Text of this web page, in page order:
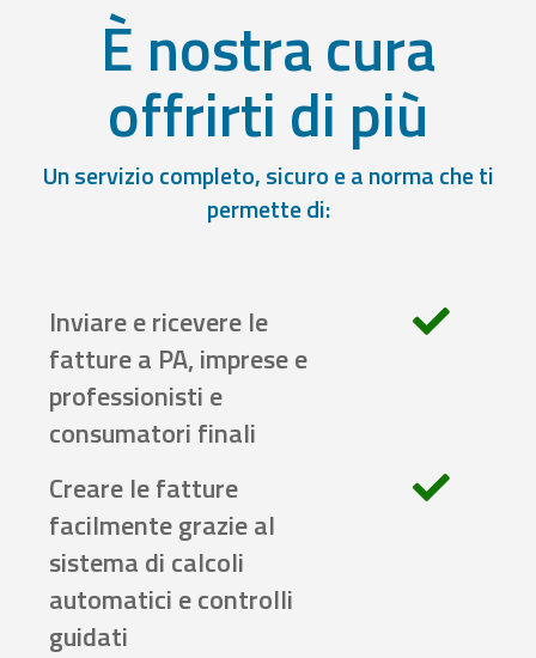
È nostra cura
offrirti di più
Un servizio completo, sicuro e a norma che ti
permette di:
Inviare e ricevere le
fatture a PA, imprese e
professionisti e
consumatori finali
Creare le fatture
facilmente grazie al
sistema di calcoli
automatici e controlli
guidati